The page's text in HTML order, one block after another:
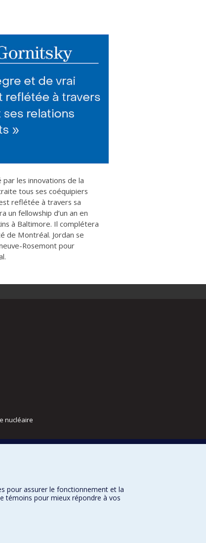
les innovations de la
tous ses coéquipiers
reflétée à travers sa
un fellowship d’un an en
à Baltimore. Il complétera
de Montréal. Jordan se
Rosemont pour
nucléaire
pour assurer le fonctionnement et la
témoins pour mieux répondre à vos